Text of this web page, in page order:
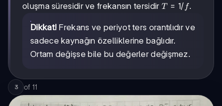
oluşma süresidir ve frekansın tersidir T=1/f
T = 1/ f.
Dikkat! Frekans ve periyot ters orantılıdır ve
sadece kaynağın özelliklerine bağlıdır.
Ortam değişse bile bu değerler değişmez.
3 of 11